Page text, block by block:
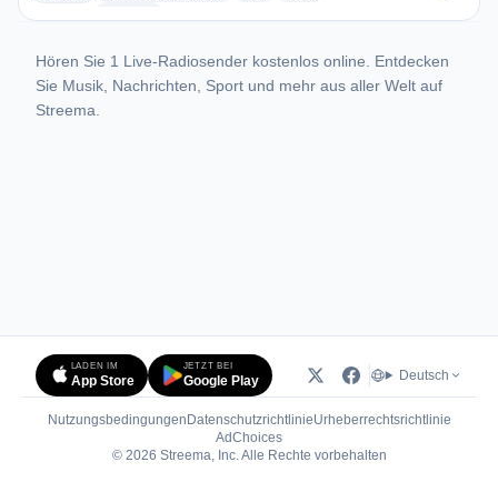
Hören Sie 1 Live-Radiosender kostenlos online. Entdecken
Sie Musik, Nachrichten, Sport und mehr aus aller Welt auf
Streema.
LADEN IM
App Store
JETZT BEI
Google Play Deutsch
Nutzungsbedingungen DatenschutzrichtlinieUrheberrechtsrichtlinie
AdChoices(öffnet in neuem Tab)
© 2026 Streema, Inc. Alle Rechte vorbehalten